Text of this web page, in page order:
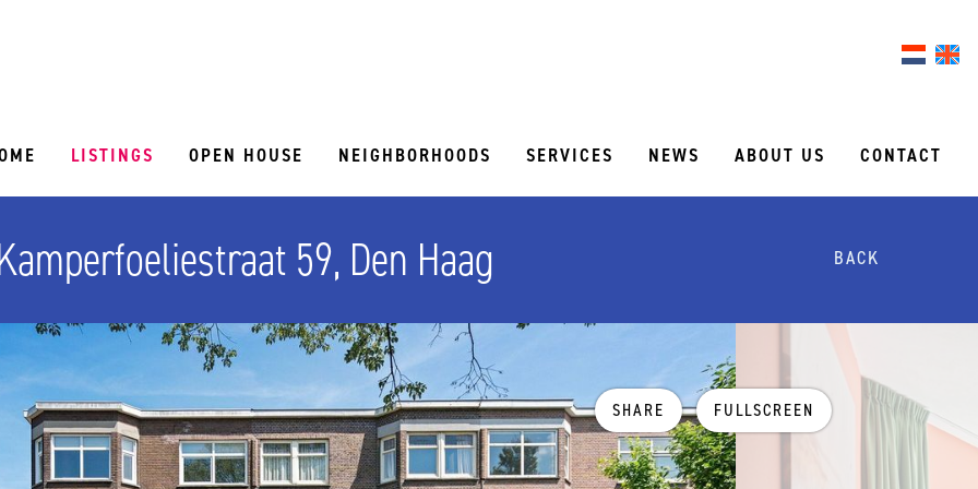
LISTINGS OPEN HOUSE NEIGHBORHOODS SERVICES NEWS ABOUT US CONTACT
59, Den Haag BACK
SHARE FULLSCREEN